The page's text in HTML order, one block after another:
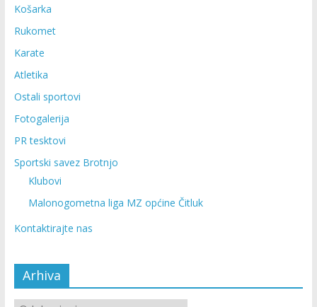
Košarka
Rukomet
Karate
Atletika
Ostali sportovi
Fotogalerija
PR tesktovi
Sportski savez Brotnjo
Klubovi
Malonogometna liga MZ općine Čitluk
Kontaktirajte nas
Arhiva